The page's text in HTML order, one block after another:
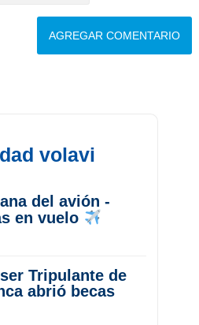
volavi
del avión -
en vuelo
Tripulante de
abrió becas